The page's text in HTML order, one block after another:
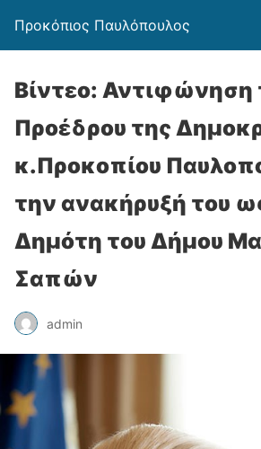
Προκόπιος Παυλόπουλος
Βίντεο: Αντιφώνηση
Προέδρου της
κ.Προκοπίου
την ανακήρυξή του
Δημότη του Δήμου
Σαπών
admin